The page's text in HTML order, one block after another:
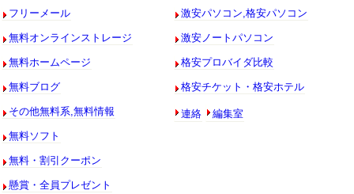
フリーメール
無料オンラインストレージ
無料ホームページ
無料ブログ
その他無料系,無料情報
無料ソフト
無料・割引クーポン
懸賞・全員プレゼント
激安パソコン,格安パソコン
激安ノートパソコン
格安プロバイダ比較
格安チケット・格安ホテル
連絡 編集室